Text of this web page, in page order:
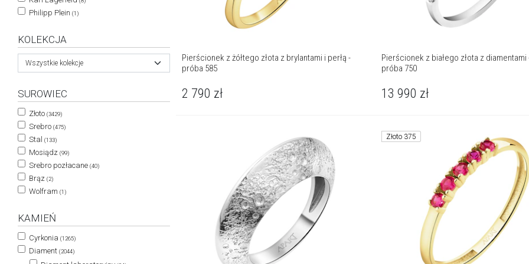
Philipp Plein (1)
KOLEKCJA
Wszystkie kolekcje
SUROWIEC
Złoto (3429)
Srebro (475)
Stal (133)
Mosiądz (99)
Srebro pozłacane (40)
Brąz (2)
Wolfram (1)
KAMIEŃ
Cyrkonia (1265)
Diament (2044)
Pierścionek z żółtego złota z brylantami i perłą -
próba 585
2 790 zł
Pierścionek z białego złota z diamentami
próba 750
13 990 zł
Złoto 375